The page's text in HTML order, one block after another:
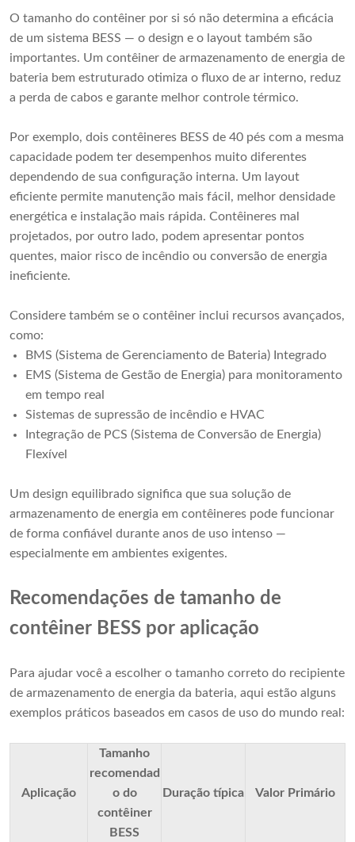
O tamanho do contêiner por si só não determina a eficácia
de um sistema BESS — o design e o layout também são
importantes. Um contêiner de armazenamento de energia de
bateria bem estruturado otimiza o fluxo de ar interno, reduz
a perda de cabos e garante melhor controle térmico.
Por exemplo, dois contêineres BESS de 40 pés com a mesma
capacidade podem ter desempenhos muito diferentes
dependendo de sua configuração interna. Um layout
eficiente permite manutenção mais fácil, melhor densidade
energética e instalação mais rápida. Contêineres mal
projetados, por outro lado, podem apresentar pontos
quentes, maior risco de incêndio ou conversão de energia
ineficiente.
Considere também se o contêiner inclui recursos avançados,
como:
BMS (Sistema de Gerenciamento de Bateria) Integrado
EMS (Sistema de Gestão de Energia) para monitoramento
em tempo real
Sistemas de supressão de incêndio e HVAC
Integração de PCS (Sistema de Conversão de Energia)
Flexível
Um design equilibrado significa que sua solução de
armazenamento de energia em contêineres pode funcionar
de forma confiável durante anos de uso intenso —
especialmente em ambientes exigentes.
Recomendações de tamanho de
contêiner BESS por aplicação
Para ajudar você a escolher o tamanho correto do recipiente
de armazenamento de energia da bateria, aqui estão alguns
exemplos práticos baseados em casos de uso do mundo real:
Aplicação
Tamanho
recomendad
o do
contêiner
BESS
Duração típica Valor Primário